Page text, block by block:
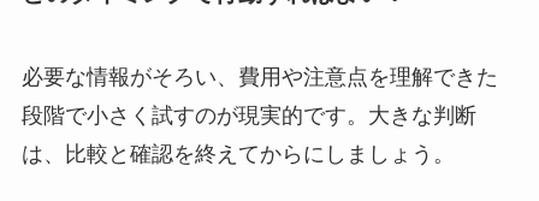
必要な情報がそろい、費用や注意点を理解できた
段階で小さく試すのが現実的です。大きな判断
は、比較と確認を終えてからにしましょう。